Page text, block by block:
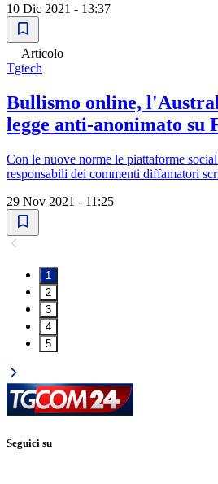
10 Dic 2021 - 13:37
Articolo
Tgtech
Bullismo online,
legge anti-anonimato su
Con le nuove norme le piattaforme
responsabili dei commenti diffamatori
29 Nov 2021 - 11:25
1
2
3
4
5
Seguici su